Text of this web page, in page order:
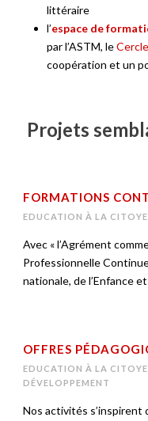
littéraire
l’espace de
par l’ASTM, le
coopération et un
Projets
FORMATIONS
EDUCATION À LA
Avec « l’Agrément
Professionnelle
nationale, de l’Enfance
OFFRES
EDUCATION À LA
DÉVELOPPEMENT
Nos activités s’inspirent